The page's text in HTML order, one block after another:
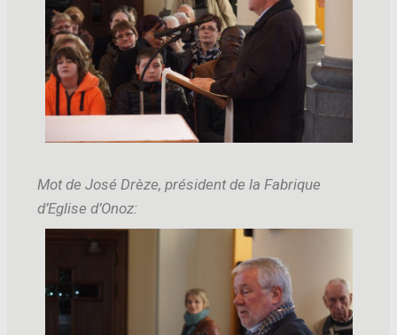
Mot de José Drèze, président de la Fabrique
d’Eglise d’Onoz: